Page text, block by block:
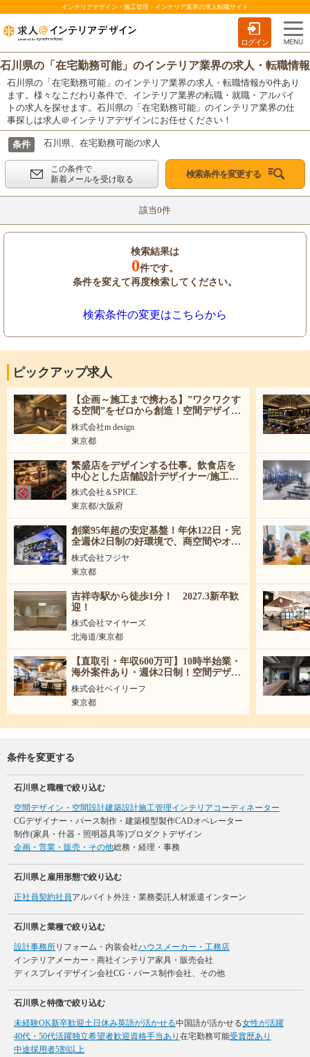
インテリアデザイン・施工管理・インテリア業界の求人転職サイト
ログイン
石川県の「在宅勤務可能」のインテリア業界の求人・転職情報
石川県の「在宅勤務可能」のインテリア業界の求人・転職情報が0件あり
ます。様々なこだわり条件で、インテリア業界の転職・就職・アルバイ
トの求人を探せます。石川県の「在宅勤務可能」のインテリア業界の仕
事探しは求人＠インテリアデザインにお任せください！
条件 石川県、在宅勤務可能の求人
この条件で
新着メールを受け取る
検索条件を変更する
該当0件
検索結果は
0件です。
条件を変えて再度検索してください。
検索条件の変更はこちらから
ピックアップ求人
【企画～施工まで携わる】”ワクワクす
る空間”をゼロから創造！空間デザイナ
ー・施工監理募集（新卒・中途）
株式会社m design
東京都
繁盛店をデザインする仕事。飲食店を
中心とした店舗設計デザイナー/施工管
理募集│新卒・中途歓迎│
株式会社＆SPICE.
東京都/大阪府
創業95年超の安定基盤！年休122日・完
全週休2日制の好環境で、商空間やオフ
ィスの内装設計スキルを存分に発揮し
ませんか？
株式会社フジヤ
東京都
吉祥寺駅から徒歩1分！ 2027.3新卒歓
迎！
株式会社マイヤーズ
北海道/東京都
【直取引・年収600万可】10時半始業・
海外案件あり・週休2日制！空間デザイ
ナー募集！
株式会社ベイリーフ
東京都
条件を変更する
石川県と職種で絞り込む
空間デザイン・空間設計建築設計施工管理インテリアコーディネーター
CGデザイナー・パース制作・建築模型製作CADオペレーター
制作(家具・什器・照明器具等)プロダクトデザイン
企画・営業・販売・その他総務・経理・事務
石川県と雇用形態で絞り込む
正社員契約社員アルバイト 外注・業務委託人材派遣インターン
石川県と業種で絞り込む
設計事務所リフォーム・内装会社ハウスメーカー・工務店
インテリアメーカー・商社インテリア家具・販売会社
ディスプレイデザイン会社CG・パース制作会社、その他
石川県と特徴で絞り込む
未経験OK新卒歓迎土日休み英語が活かせる中国語が活かせる女性が活躍
40代・50代活躍独立希望者歓迎資格手当あり 在宅勤務可能受賞歴あり
中途採用者5割以上